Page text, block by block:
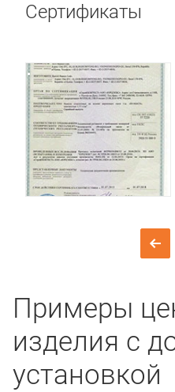
Сертификаты
Примеры
изделия с
установкой